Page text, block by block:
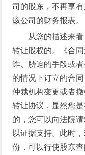
司的股东，不再享
该公司的财务报表。
从您的描述来
转让股权的。《合
诈、胁迫的手段或
的情况下订立的合
仲裁机构变更或者
转让协议，显然您
的，您可以向法院
以证据支持。此时
份，可以行使股东